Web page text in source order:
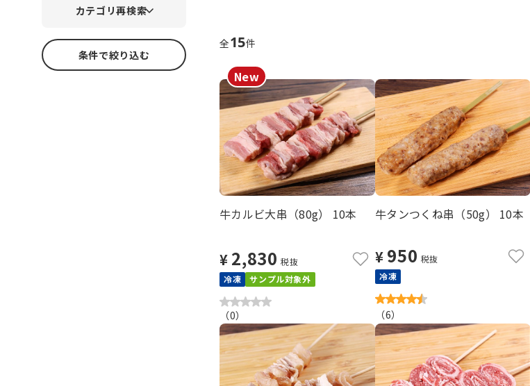
全15件
牛カルビ大串（80g） 10本
¥ 2,830 税抜
冷凍
サンプル対象外
（0）
牛タンつくね串（50g） 10本
¥ 950 税抜
冷凍
（6）
カテゴリ再検索
条件で絞り込む